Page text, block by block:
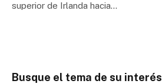
superior de Irlanda hacia…
Busque el tema de su interés